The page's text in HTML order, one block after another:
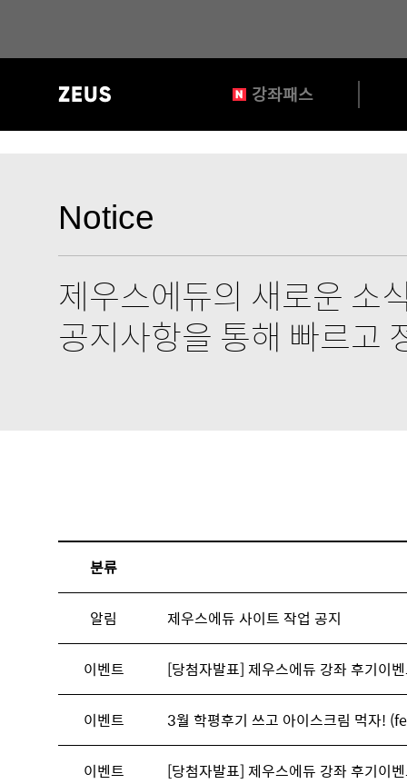
역
강좌패스
Notice
제우스에듀의 새로운 소
공지사항을 통해 빠르고
분류
알림 제우스에듀 사이트 작업 공지
이벤트 [당첨자발표] 제우스에듀 강좌 후기이
이벤트 3월 학평후기 쓰고 아이스크림 먹자!
이벤트 [당첨자발표] 제우스에듀 강좌 후기이